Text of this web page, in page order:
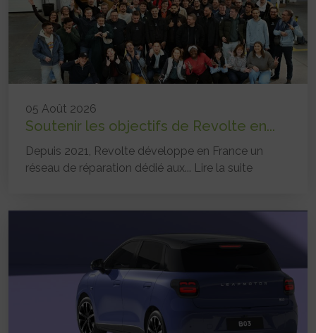
05 Août 2026
Soutenir les objectifs de Revolte en...
Depuis 2021, Revolte développe en France un
réseau de réparation dédié aux... Lire la suite